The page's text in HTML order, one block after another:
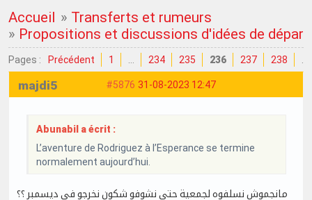
Accueil » Transferts et rumeurs
» Propositions et discussions d'idées de
Pages : Précédent 1 234 235 236 237 238
#5876 31-08-2023 12:47
majdi5
Abunabil a écrit :
L’aventure de Rodriguez à l’Esperance se termine
normalement aujourd’hui.
مانجموش نسلفوه لجمعية حتى نشوفو شكون نخرجو في ديسمبر ؟؟